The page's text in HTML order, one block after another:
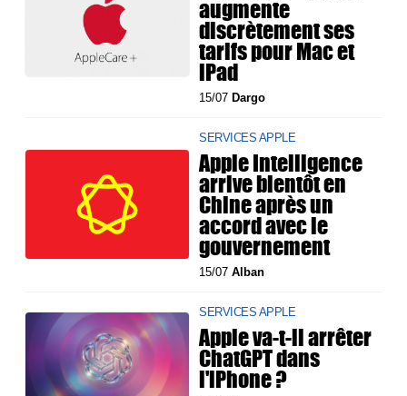
augmente
discrètement ses
tarifs pour Mac et
iPad
15/07Dargo
SERVICES APPLE
Apple Intelligence
arrive bientôt en
Chine après un
accord avec le
gouvernement
15/07Alban
SERVICES APPLE
Apple va-t-il arrêter
ChatGPT dans
l'iPhone ?